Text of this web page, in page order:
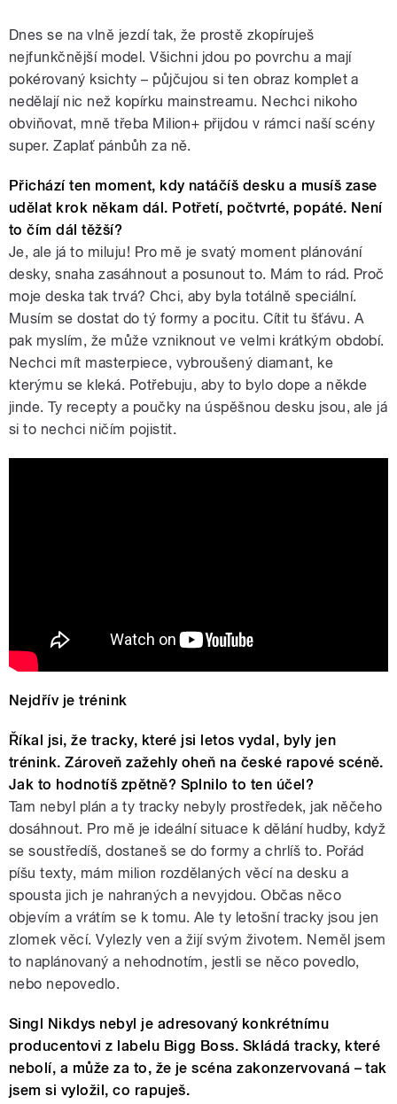
Dnes se na vlně jezdí tak, že prostě zkopíruješ
nejfunkčnější model. Všichni jdou po povrchu a mají
pokérovaný ksichty – půjčujou si ten obraz komplet a
nedělají nic než kopírku mainstreamu. Nechci nikoho
obviňovat, mně třeba Milion+ přijdou v rámci naší scény
super. Zaplať pánbůh za ně.
Přichází ten moment, kdy natáčíš desku a musíš zase
udělat krok někam dál. Potřetí, počtvrté, popáté. Není
to čím dál těžší?
Je, ale já to miluju! Pro mě je svatý moment plánování
desky, snaha zasáhnout a posunout to. Mám to rád. Proč
moje deska tak trvá? Chci, aby byla totálně speciální.
Musím se dostat do tý formy a pocitu. Cítit tu šťávu. A
pak myslím, že může vzniknout ve velmi krátkým období.
Nechci mít masterpiece, vybroušený diamant, ke
kterýmu se kleká. Potřebuju, aby to bylo dope a někde
jinde. Ty recepty a poučky na úspěšnou desku jsou, ale já
si to nechci ničím pojistit.
Nejdřív je trénink
Říkal jsi, že tracky, které jsi letos vydal, byly jen
trénink. Zároveň zažehly oheň na české rapové scéně.
Jak to hodnotíš zpětně? Splnilo to ten účel?
Tam nebyl plán a ty tracky nebyly prostředek, jak něčeho
dosáhnout. Pro mě je ideální situace k dělání hudby, když
se soustředíš, dostaneš se do formy a chrlíš to. Pořád
píšu texty, mám milion rozdělaných věcí na desku a
spousta jich je nahraných a nevyjdou. Občas něco
objevím a vrátím se k tomu. Ale ty letošní tracky jsou jen
zlomek věcí. Vylezly ven a žijí svým životem. Neměl jsem
to naplánovaný a nehodnotím, jestli se něco povedlo,
nebo nepovedlo.
Singl Nikdys nebyl je adresovaný konkrétnímu
producentovi z labelu Bigg Boss. Skládá tracky, které
nebolí, a může za to, že je scéna zakonzervovaná – tak
jsem si vyložil, co rapuješ.